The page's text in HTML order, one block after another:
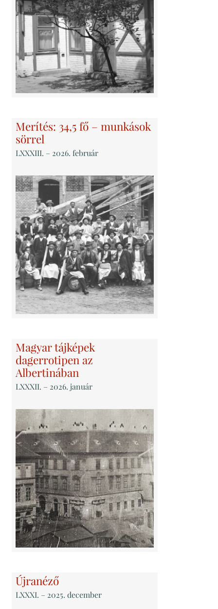
Merítés: 34,5 fő – munkások
sörrel
LXXXIII. – 2026. február
Magyar tájképek
dagerrotipen az
Albertinában
LXXXII. – 2026. január
Újranéző
LXXXI. – 2025. december